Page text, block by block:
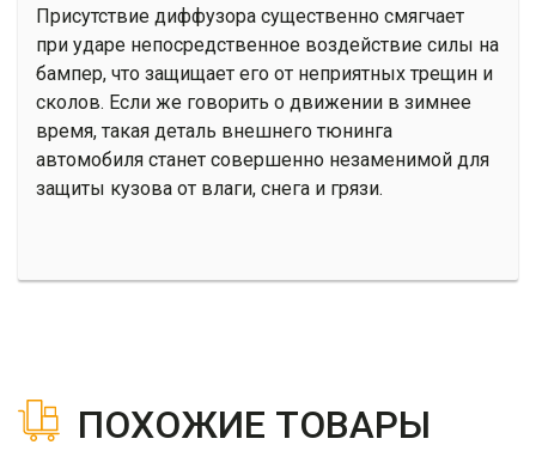
Присутствие диффузора существенно смягчает
при ударе непосредственное воздействие силы на
бампер, что защищает его от неприятных трещин и
сколов. Если же говорить о движении в зимнее
время, такая деталь внешнего тюнинга
автомобиля станет совершенно незаменимой для
защиты кузова от влаги, снега и грязи.
ПОХОЖИЕ ТОВАРЫ